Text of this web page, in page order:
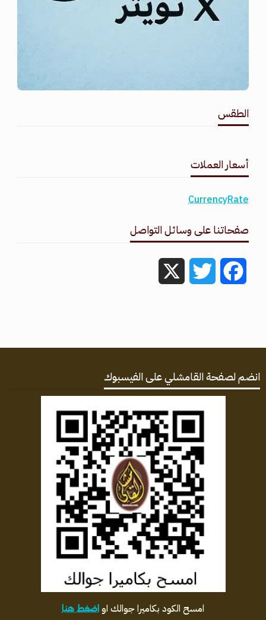
الطقس
أسعار العملات
CurrencyRate
صفحاتنا على وسائل التواصل
Facebook
Twitter
انضم لصفحة القامشلي على الفيسبوك
امسح الكود بكاميرا جوالك اواضغط هنا